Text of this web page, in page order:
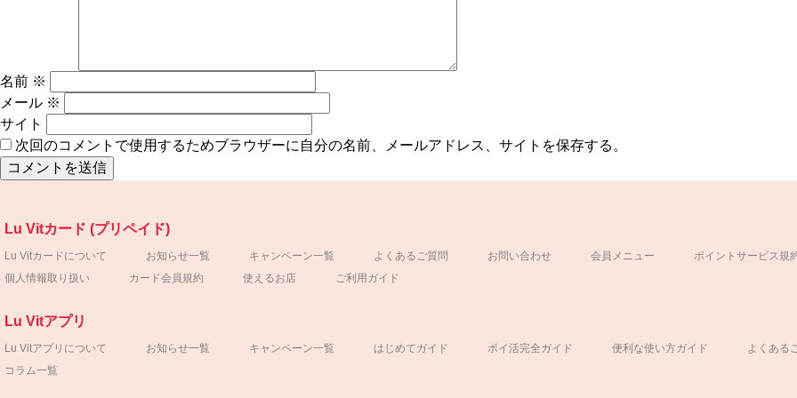
名前 ※
メール ※
サイト
次回のコメントで使用するためブラウザーに自分の名前、メールアドレス、サイトを保存する。
Lu Vitカード (プリペイド)
Lu Vitカードについて お知らせ一覧 キャンペーン一覧 よくあるご質問 お問い合わせ 会員メニュー
ポイントサービス規
個人情報取り扱い
カード会員規約 使えるお店 ご利用ガイド
Lu Vitアプリ
Lu Vitアプリについて お知らせ一覧 キャンペーン一覧 はじめてガイド ポイ活完全ガイド 便利な使い方ガイド
よくある
コラム一覧